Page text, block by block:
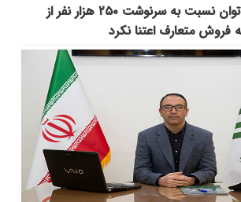
نمی‌توان نسبت به سرنوشت ۲۵۰ هزار نفر از
فروش متعارف اعتنا نکرد